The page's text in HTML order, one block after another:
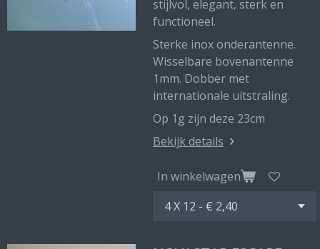
stijlvol, elegant, sterk en
functioneel.
Sterke inox onderantenne.
Wisselbare bovenantenne
1mm. Dobber met
internationale uitstraling.
Op 1g zijn deze 23cm
Bekijk details
In winkelwagen